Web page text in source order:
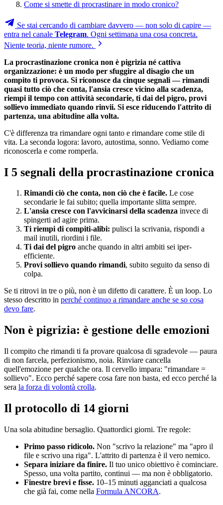
Come si smette di procrastinare in modo cronico?
Se stai cercando di cambiare davvero — non solo di capire —
entra nel canale Telegram. Ogni settimana una cosa concreta.
Niente teoria, niente rumore.
La procrastinazione cronica non è pigrizia né cattiva
organizzazione: è un modo per sfuggire al disagio che un
compito ti provoca. Si riconosce da cinque segnali — rimandi
quasi tutto ciò che conta, l'ansia cresce vicino alla scadenza,
riempi il tempo con attività secondarie, ti dai del pigro, provi
sollievo immediato quando rinvii. Si esce riducendo l'attrito di
partenza, una abitudine alla volta.
C'è differenza tra rimandare ogni tanto e rimandare come stile di
vita. La seconda logora: lavoro, autostima, sonno. Vediamo come
riconoscerla e come romperla.
I 5 segnali della procrastinazione cronica
Rimandi ciò che conta, non ciò che è facile. Le cose
secondarie le fai subito; quella importante slitta sempre.
L'ansia cresce con l'avvicinarsi della scadenza invece di
spingerti ad agire prima.
Ti riempi di compiti-alibi: pulisci la scrivania, rispondi a
mail inutili, riordini i file.
Ti dai del pigro anche quando in altri ambiti sei iper-
efficiente.
Provi sollievo quando rimandi, subito seguito da senso di
colpa.
Se ti ritrovi in tre o più, non è un difetto di carattere. È un loop. Lo
stesso descritto in perché continuo a rimandare anche se so cosa
devo fare.
Non è pigrizia: è gestione delle emozioni
Il compito che rimandi ti fa provare qualcosa di sgradevole — paura
di non farcela, perfezionismo, noia. Rinviare cancella
quell'emozione per qualche ora. Il cervello impara: "rimandare =
sollievo". Ecco perché sapere cosa fare non basta, ed ecco perché la
sera la forza di volontà crolla.
Il protocollo di 14 giorni
Una sola abitudine bersaglio. Quattordici giorni. Tre regole:
Primo passo ridicolo. Non "scrivo la relazione" ma "apro il
file e scrivo una riga". L'attrito di partenza è il vero nemico.
Separa iniziare da finire. Il tuo unico obiettivo è cominciare.
Spesso, una volta partito, continui — ma non è obbligatorio.
Finestre brevi e fisse. 10–15 minuti agganciati a qualcosa
che già fai, come nella Formula ANCORA.